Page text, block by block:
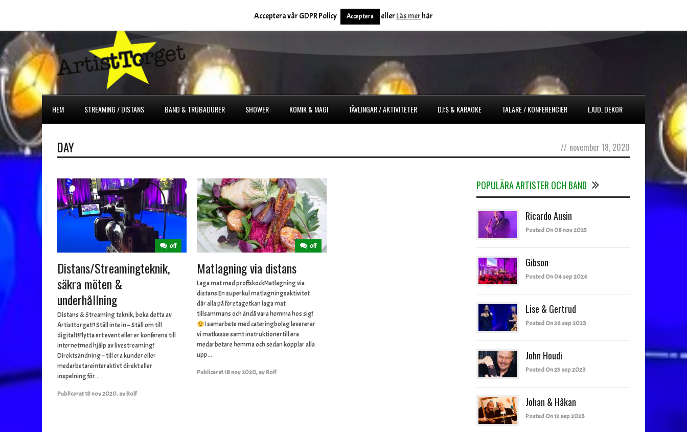
HEM STREAMING / DISTANS BAND & TRUBADURER SHOWER KOMIK & MAGI TÄVLINGAR / AKTIVITETER DJ:S & KARAOKE TALARE / KONFERENCIER LJUD, DEKOR
DAY // november 18, 2020
off
Distans/Streamingteknik,
säkra möten &
underhållning
Distans & Streaming teknik, boka detta av
Artisttorget!! Ställ inte in – Ställ om till
digitalt!Flytta ert event eller er konferens till
internetmed hjälp av livestreaming!
Direktsändning – till era kunder eller
medarbetareinteraktivt direkt eller
inspelning för...
Publicerat18 nov 2020,avRolf
off
Matlagning via distans
Laga mat med proffskockMatlagning via
distans En superkul matlagningsaktivitet
där alla på företagetkan laga mat
tillsammans och ändå vara hemma hos sig!
I samarbete med cateringbolag levererar
vi matkasse samt instruktionertill era
medarbetare hemma och sedan kopplar alla
upp...
Publicerat18 nov 2020,avRolf
POPULÄRA ARTISTER OCH BAND
Ricardo Ausin
Posted On 08 nov 2025
Gibson
Posted On 04 sep 2024
Lise & Gertrud
Posted On 26 sep 2023
John Houdi
Posted On 25 sep 2023
Johan & Håkan
Posted On 12 sep 2023
Acceptera vår GDPR Policy Acceptera eller Läs mer här